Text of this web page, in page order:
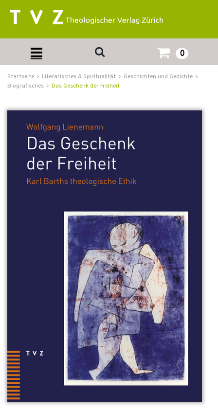
0
Startseite Literarisches & Spiritualität
Geschichten und Gedichte
Biografisches
Das Geschenk der Freiheit